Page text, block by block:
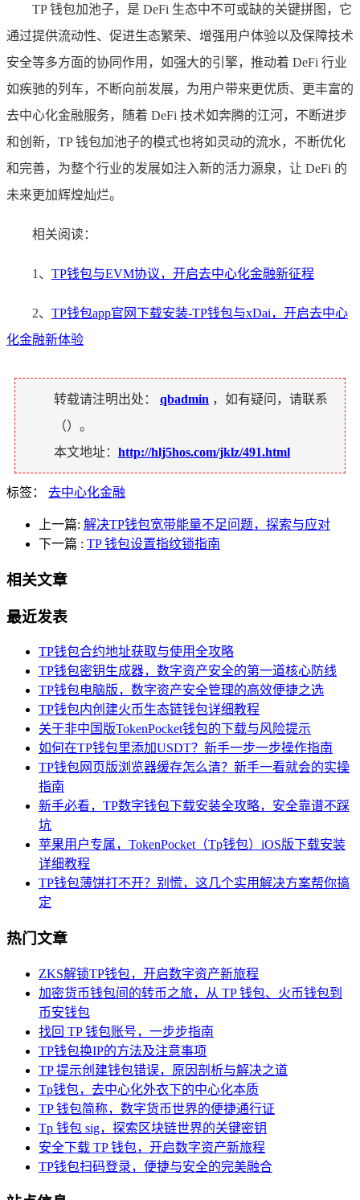
TP 钱包加池子，是 DeFi 生态中不可或缺的关键拼图，它
通过提供流动性、促进生态繁荣、增强用户体验以及保障技术
安全等多方面的协同作用，如强大的引擎，推动着 DeFi 行业
如疾驰的列车，不断向前发展，为用户带来更优质、更丰富的
去中心化金融服务，随着 DeFi 技术如奔腾的江河，不断进步
和创新，TP 钱包加池子的模式也将如灵动的流水，不断优化
和完善，为整个行业的发展如注入新的活力源泉，让 DeFi 的
未来更加辉煌灿烂。
相关阅读：
1、 TP钱包与EVM协议，开启去中心化金融新征程
2、 TP钱包app官网下载安装-TP钱包与xDai，开启去中心
化金融新体验
转载请注明出处： qbadmin ，如有疑问，请联系
（）。
本文地址： http://hlj5hos.com/jklz/491.html
标签： 去中心化金融
上一篇: 解决TP钱包宽带能量不足问题，探索与应对
下一篇 : TP 钱包设置指纹锁指南
相关文章
最近发表
TP钱包合约地址获取与使用全攻略
TP钱包密钥生成器，数字资产安全的第一道核心防线
TP钱包电脑版，数字资产安全管理的高效便捷之选
TP钱包内创建火币生态链钱包详细教程
关于非中国版TokenPocket钱包的下载与风险提示
如何在TP钱包里添加USDT？新手一步一步操作指南
TP钱包网页版浏览器缓存怎么清？新手一看就会的实操
指南
新手必看，TP数字钱包下载安装全攻略，安全靠谱不踩
坑
苹果用户专属，TokenPocket（Tp钱包）iOS版下载安装
详细教程
TP钱包薄饼打不开？别慌，这几个实用解决方案帮你搞
定
热门文章
ZKS解锁TP钱包，开启数字资产新旅程
加密货币钱包间的转币之旅，从 TP 钱包、火币钱包到
币安钱包
找回 TP 钱包账号，一步步指南
TP钱包换IP的方法及注意事项
TP 提示创建钱包错误，原因剖析与解决之道
Tp钱包，去中心化外衣下的中心化本质
TP 钱包简称，数字货币世界的便捷通行证
Tp 钱包 sig，探索区块链世界的关键密钥
安全下载 TP 钱包，开启数字资产新旅程
TP钱包扫码登录，便捷与安全的完美融合